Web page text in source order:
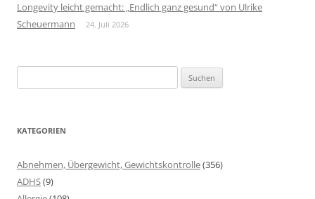
Longevity leicht gemacht: „Endlich ganz gesund“ von Ulrike
Scheuermann
24. Juli 2026
nach:
KATEGORIEN
Abnehmen, Übergewicht, Gewichtskontrolle(356)
ADHS(9)